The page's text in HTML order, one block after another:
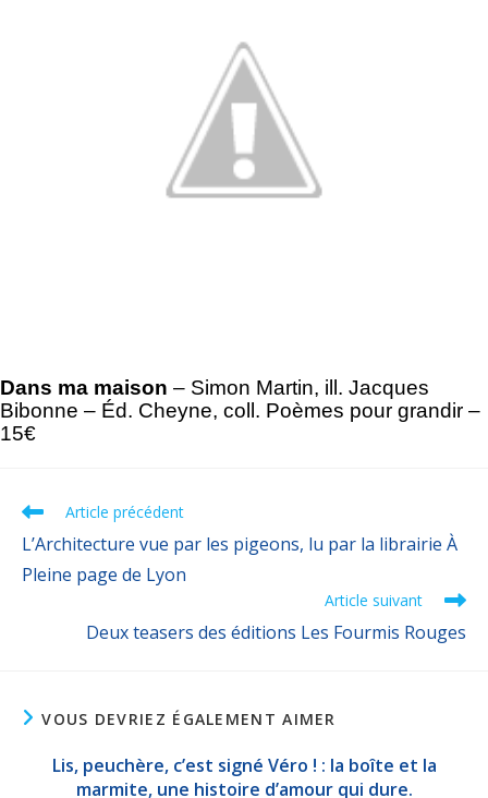
Dans ma maison – Simon Martin, ill. Jacques
Bibonne – Éd. Cheyne, coll. Poèmes pour grandir –
15€
Article précédent
L’Architecture vue par les pigeons, lu par la librairie À
Pleine page de Lyon
Article suivant
Deux teasers des éditions Les Fourmis Rouges
VOUS DEVRIEZ ÉGALEMENT AIMER
Lis, peuchère, c’est signé Véro ! : la boîte et la
marmite, une histoire d’amour qui dure.